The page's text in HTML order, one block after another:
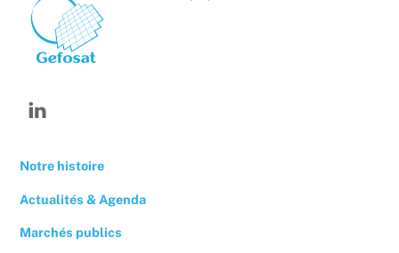
Notre histoire
Actualités & Agenda
Marchés publics